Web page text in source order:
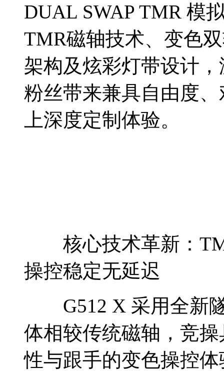
DUAL SWAP TMR 模
TMR磁轴技术、变色
架构及炫彩灯带设计
粉丝带来兼具自由度
上深度定制体验。
核心技术革新：
操控稳定无延迟
G512 X 采用全新隧
体相较传统磁轴，竞
性与跟手的变色操控